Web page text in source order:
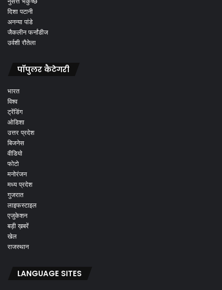
दिशा पटानी
अनन्या पांडे
जैकलीन फर्नांडीज
उर्वशी रौतेला
पॉपुलर कैटेगरी
भारत
विश्व
ट्रेंडिंग
ओडिशा
उत्तर प्रदेश
बिजनेस
वीडियो
फोटो
मनोरंजन
मध्य प्रदेश
गुजरात
लाइफस्टाइल
एजुकेशन
बड़ी ख़बरें
खेल
राजस्थान
LANGUAGE SITES